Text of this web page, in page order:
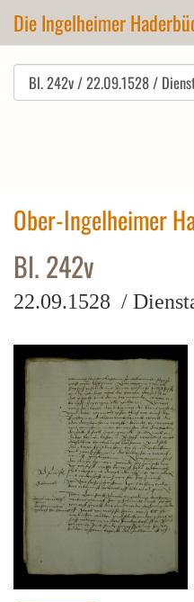
Die Ingelheimer
Ober-Ingelheimer
Bl. 242v
22.09.1528 /